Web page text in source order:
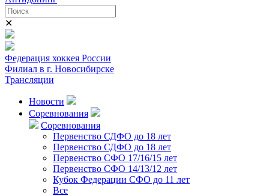
✕
Федерация хоккея России
Филиал в г. Новосибирске
Трансляции
Новости
Соревнования
Соревнования
Первенство СДФО до 18 лет
Первенство СДФО до 18 лет
Первенство СФО 17/16/15 лет
Первенство СФО 14/13/12 лет
Кубок Федерации СФО до 11 лет
Все